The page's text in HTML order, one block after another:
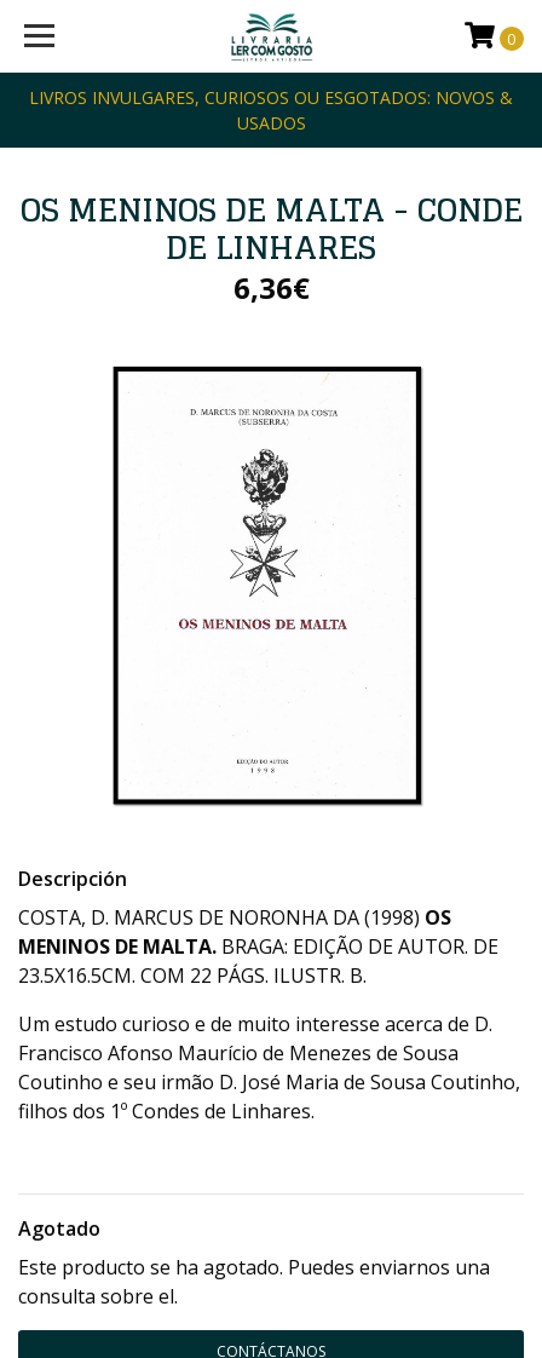
LIVROS INVULGARES, CURIOSOS OU ESGOTADOS: NOVOS &
USADOS
0
OS MENINOS DE MALTA - CONDE
DE LINHARES
6,36€
Descripción
COSTA, D. MARCUS DE NORONHA DA (1998) OS
MENINOS DE MALTA. BRAGA: EDIÇÃO DE AUTOR. DE
23.5X16.5CM. COM 22 PÁGS. ILUSTR. B.
Um estudo curioso e de muito interesse acerca de D.
Francisco Afonso Maurício de Menezes de Sousa
Coutinho e seu irmão D. José Maria de Sousa Coutinho,
filhos dos 1º Condes de Linhares.
Agotado
Este producto se ha agotado. Puedes enviarnos una
consulta sobre el.
CONTÁCTANOS